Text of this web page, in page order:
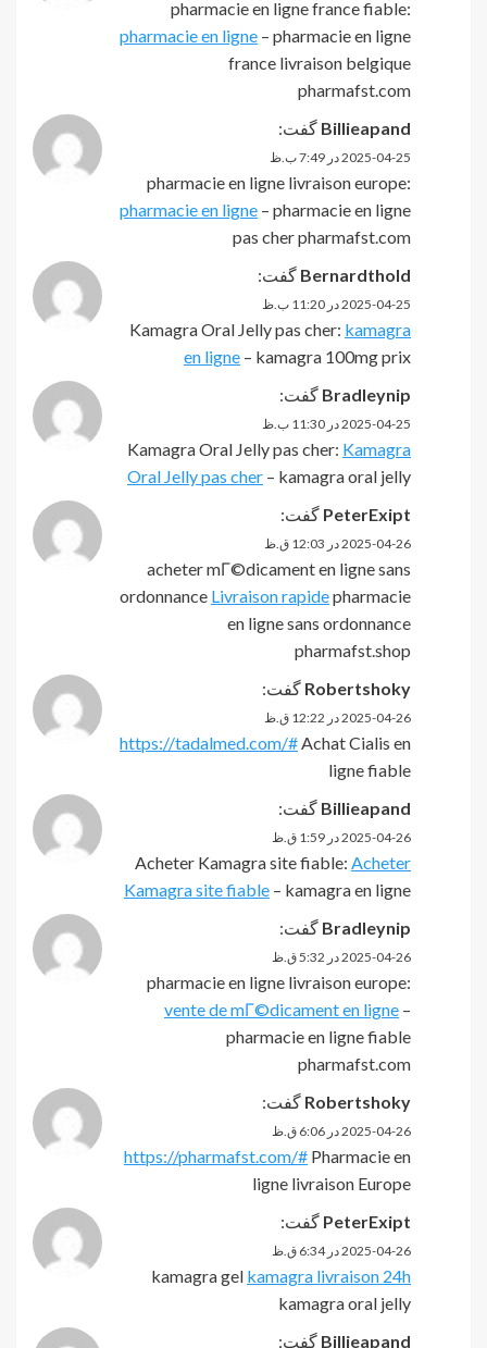
pharmacie en ligne france fiable:
pharmacie en ligne – pharmacie en ligne
france livraison belgique
pharmafst.com
Billieapand گفت:
2025-04-25 در 7:49 ب.ظ
pharmacie en ligne livraison europe:
pharmacie en ligne – pharmacie en ligne
pas cher pharmafst.com
Bernardthold گفت:
2025-04-25 در 11:20 ب.ظ
Kamagra Oral Jelly pas cher: kamagra
en ligne – kamagra 100mg prix
Bradleynip گفت:
2025-04-25 در 11:30 ب.ظ
Kamagra Oral Jelly pas cher: Kamagra
Oral Jelly pas cher – kamagra oral jelly
PeterExipt گفت:
2025-04-26 در 12:03 ق.ظ
acheter mГ©dicament en ligne sans
ordonnance Livraison rapidepharmacie
en ligne sans ordonnance
pharmafst.shop
Robertshoky گفت:
2025-04-26 در 12:22 ق.ظ
https://tadalmed.com/#Achat Cialis en
ligne fiable
Billieapand گفت:
2025-04-26 در 1:59 ق.ظ
Acheter Kamagra site fiable: Acheter
Kamagra site fiable – kamagra en ligne
Bradleynip گفت:
2025-04-26 در 5:32 ق.ظ
pharmacie en ligne livraison europe:
vente de mГ©dicament en ligne –
pharmacie en ligne fiable
pharmafst.com
Robertshoky گفت:
2025-04-26 در 6:06 ق.ظ
https://pharmafst.com/# Pharmacie en
ligne livraison Europe
PeterExipt گفت:
2025-04-26 در 6:34 ق.ظ
kamagra gel kamagra livraison 24h
kamagra oral jelly
Billieapand گفت: